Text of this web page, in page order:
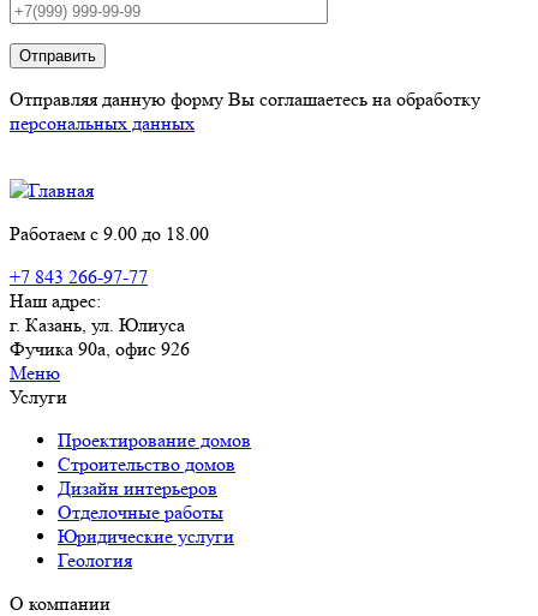
Отправить
Отправляя данную форму Вы соглашаетесь на обработку
персональных данных
Работаем с 9.00 до 18.00
+7 843 266-97-77
Наш адрес:
г. Казань, ул. Юлиуса
Фучика 90а, офис 926
Меню
Услуги
Проектирование домов
Строительство домов
Дизайн интерьеров
Отделочные работы
Юридические услуги
Геология
О компании